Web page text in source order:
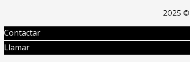
2025 ©
Contactar
Llamar